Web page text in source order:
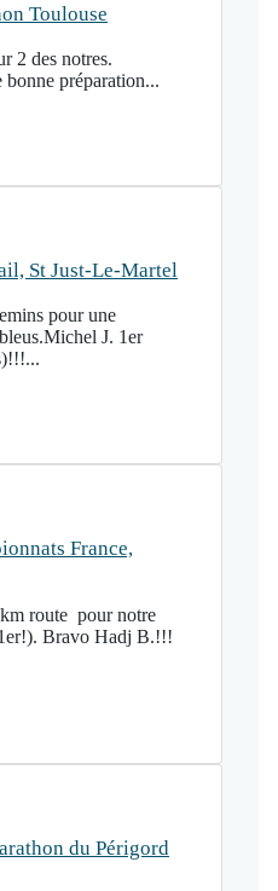
Toulouse
2 des notres.
préparation...
St Just-Le-Martel
pour une
J. 1er
France,
route pour notre
Bravo Hadj B.!!!
du Périgord